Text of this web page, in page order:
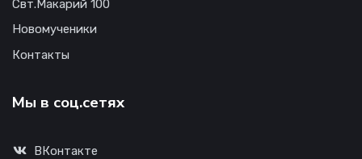
Свт.Макарий 100
Новомученики
Контакты
Мы в соц.сетях
ВКонтакте